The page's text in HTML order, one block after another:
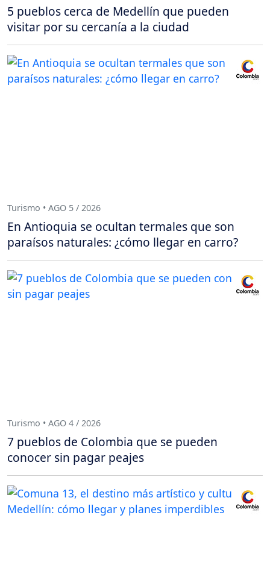
5 pueblos cerca de Medellín que pueden
visitar por su cercanía a la ciudad
Turismo • AGO 5 / 2026
En Antioquia se ocultan termales que son
paraísos naturales: ¿cómo llegar en carro?
Turismo • AGO 4 / 2026
7 pueblos de Colombia que se pueden
conocer sin pagar peajes